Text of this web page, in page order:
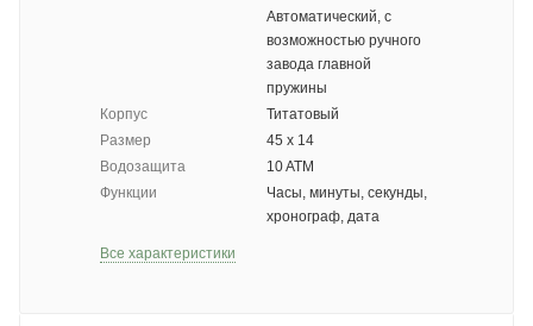
Автоматический, с
возможностью ручного
завода главной
пружины
Корпус
Титатовый
Размер
45 х 14
Водозащита
10 ATM
Функции
Часы, минуты, секунды,
хронограф, дата
Все характеристики